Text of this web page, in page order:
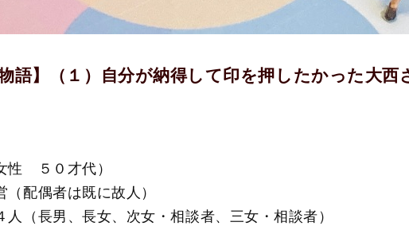
語】（１）自分が納得して印を押したかった大西
５０才代）
配偶者は既に故人）
長男、長女、次女・相談者、三女・相談者）